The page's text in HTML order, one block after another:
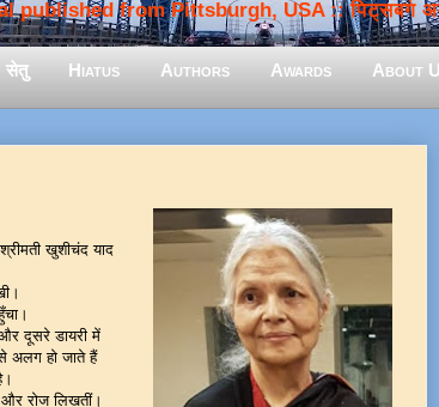
from Pittsburgh, USA :: पिट्सबर्ग
सेतु Hiatus Authors Awards About
खुशीचंद याद
दूसरे डायरी में
अलग हो जाते हैं
और रोज लिखतीं।